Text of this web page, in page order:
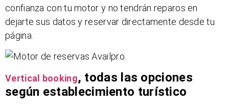
confianza con tu motor y no tendrán reparos en
dejarte sus datos y reservar directamente desde tu
página.
Vertical booking, todas las opciones
según establecimiento turístico